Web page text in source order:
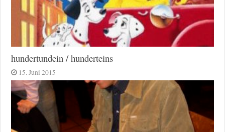
hundertundein / hunderteins
15. Juni 2015